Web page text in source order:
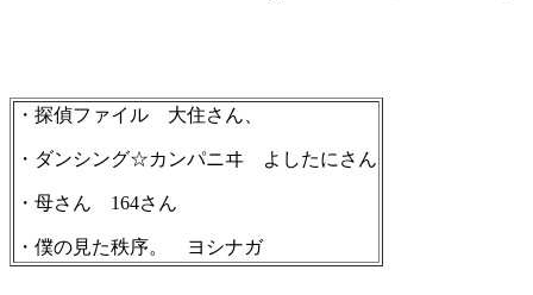
・探偵ファイル 大住さん、
・ダンシング☆カンパニヰ よしたにさん
・母さん 164さん
・僕の見た秩序。 ヨシナガ